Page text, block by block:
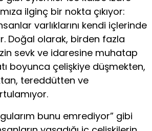
ilginç bir nokta çıkıyor:
varlıklarını kendi içlerinde
Doğal olarak, birden fazla
sevk ve idaresine muhatap
boyunca çelişkiye düşmekten,
tereddütten ve
bunu emrediyor” gibi